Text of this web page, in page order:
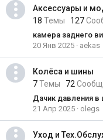
Аксессуары и
18 Темы 127
камера заднего
20 Янв 2025
aekas
Колёса и шины
7Темы 72
Дачик давления в
21 Апр 2025
olegs
Уход и